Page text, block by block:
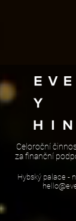
Celoroční
za finanční
Hybský palace -